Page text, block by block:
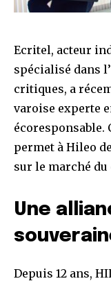
Ecritel, acteur
spécialisé dans
critiques, a
varoise experte
écoresponsable.
permet à Hileo
sur le marché
Une
Depuis 12 ans,